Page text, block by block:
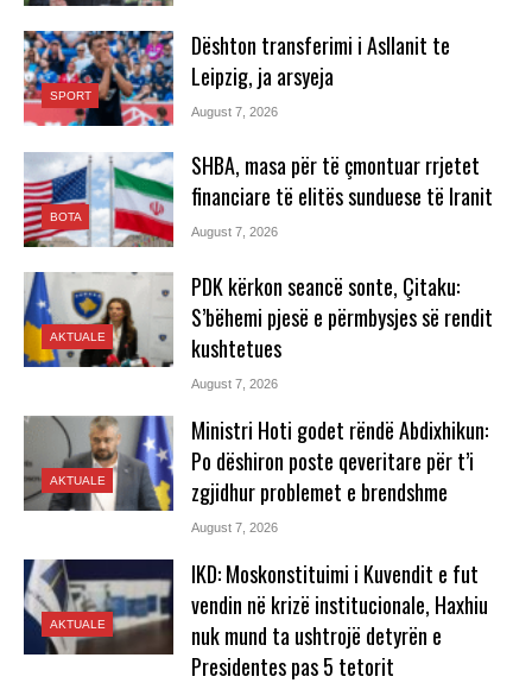
SPORT
Dështon transferimi i Asllanit te
Leipzig, ja arsyeja
August 7, 2026
BOTA
SHBA, masa për të çmontuar rrjetet
financiare të elitës sunduese të Iranit
August 7, 2026
AKTUALE
PDK kërkon seancë sonte, Çitaku:
S’bëhemi pjesë e përmbysjes së rendit
kushtetues
August 7, 2026
AKTUALE
Ministri Hoti godet rëndë Abdixhikun:
Po dëshiron poste qeveritare për t’i
zgjidhur problemet e brendshme
August 7, 2026
AKTUALE
IKD: Moskonstituimi i Kuvendit e fut
vendin në krizë institucionale, Haxhiu
nuk mund ta ushtrojë detyrën e
Presidentes pas 5 tetorit